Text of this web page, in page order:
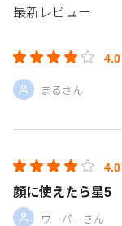
最新レビュー
4.0
まるさん
4.0
顔に使えたら星5
ウーパーさん